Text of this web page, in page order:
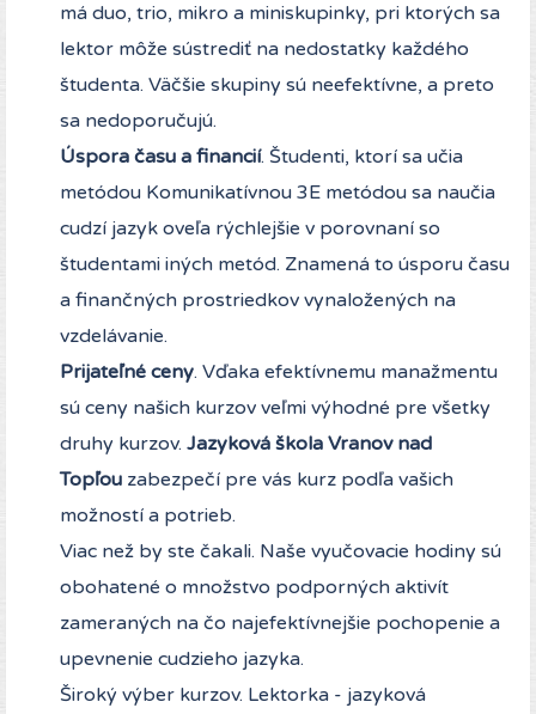
má duo, trio, mikro a miniskupinky, pri ktorých sa
lektor môže sústrediť na nedostatky každého
študenta. Väčšie skupiny sú neefektívne, a preto
sa nedoporučujú.
Úspora času a financií. Študenti, ktorí sa učia
metódou Komunikatívnou 3E metódou sa naučia
cudzí jazyk oveľa rýchlejšie v porovnaní so
študentami iných metód. Znamená to úsporu času
a finančných prostriedkov vynaložených na
vzdelávanie.
Prijateľné ceny. Vďaka efektívnemu manažmentu
sú ceny našich kurzov veľmi výhodné pre všetky
druhy kurzov. Jazyková škola Vranov nad
Topľou zabezpečí pre vás kurz podľa vašich
možností a potrieb.
Viac než by ste čakali. Naše vyučovacie hodiny sú
obohatené o množstvo podporných aktivít
zameraných na čo najefektívnejšie pochopenie a
upevnenie cudzieho jazyka.
Široký výber kurzov. Lektorka - jazyková